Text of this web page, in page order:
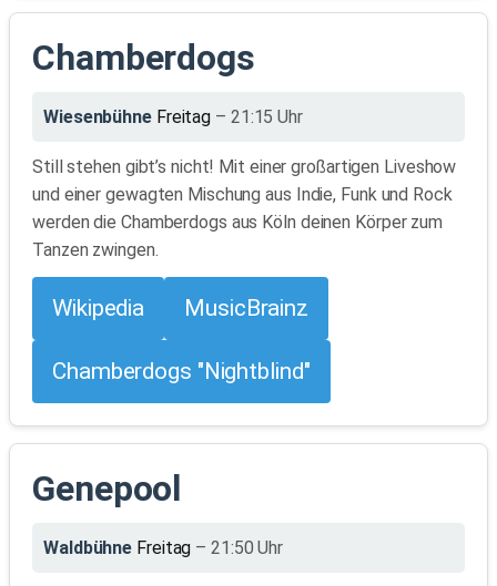
Chamberdogs
Wiesenbühne Freitag – 21:15 Uhr
Still stehen gibt’s nicht! Mit einer großartigen Liveshow
und einer gewagten Mischung aus Indie, Funk und Rock
werden die Chamberdogs aus Köln deinen Körper zum
Tanzen zwingen.
Wikipedia MusicBrainz
Chamberdogs "Nightblind"
Genepool
Waldbühne Freitag – 21:50 Uhr